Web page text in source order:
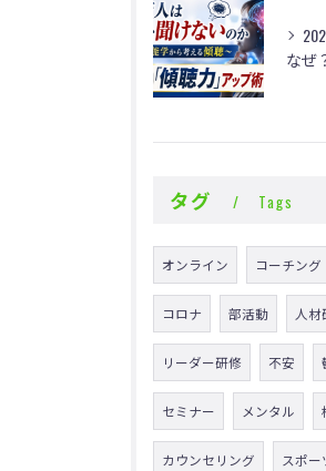
タグ Tags
オンライン コーチング
コロナ 部活動 人材
リーダー研修 不安
セミナー メンタル
カウンセリング スポー